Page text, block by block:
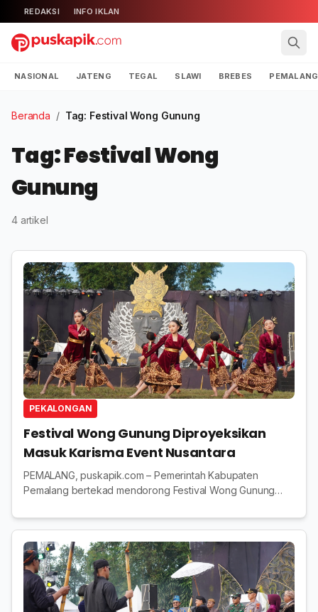
REDAKSI INFO IKLAN
NASIONAL JATENG TEGAL SLAWI BREBES PEMALANG
Beranda / Tag: Festival Wong Gunung
Tag: Festival Wong
Gunung
4 artikel
PEKALONGAN
Festival Wong Gunung Diproyeksikan
Masuk Karisma Event Nusantara
PEMALANG, puskapik.com – Pemerintah Kabupaten
Pemalang bertekad mendorong Festival Wong Gunung
event pariwisata nasional. Pemerintah optimis FWG bisa...